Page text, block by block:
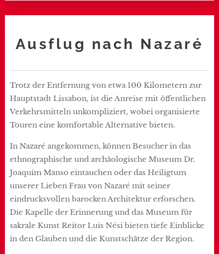
Ausflug nach Nazaré
Trotz der Entfernung von etwa 100 Kilometern zur
Hauptstadt Lissabon, ist die Anreise mit öffentlichen
Verkehrsmitteln unkompliziert, wobei organisierte
Touren eine komfortable Alternative bieten.
In Nazaré angekommen, können Besucher in das
ethnographische und archäologische Museum Dr.
Joaquim Manso eintauchen oder das Heiligtum
unserer Lieben Frau von Nazaré mit seiner
eindrucksvollen barocken Architektur erforschen.
Die Kapelle der Erinnerung und das Museum für
sakrale Kunst Reitor Luis Nési bieten tiefe Einblicke
in den Glauben und die Kunstschätze der Region.